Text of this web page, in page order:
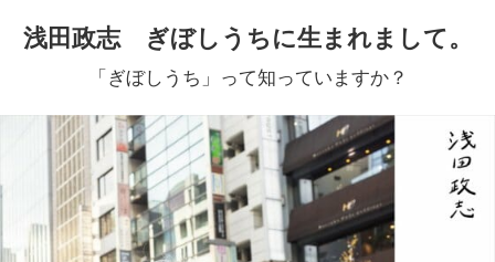
COLUMN
浅田政志 ぎぼしうちに生まれまして。
「ぎぼしうち」って知っていますか？